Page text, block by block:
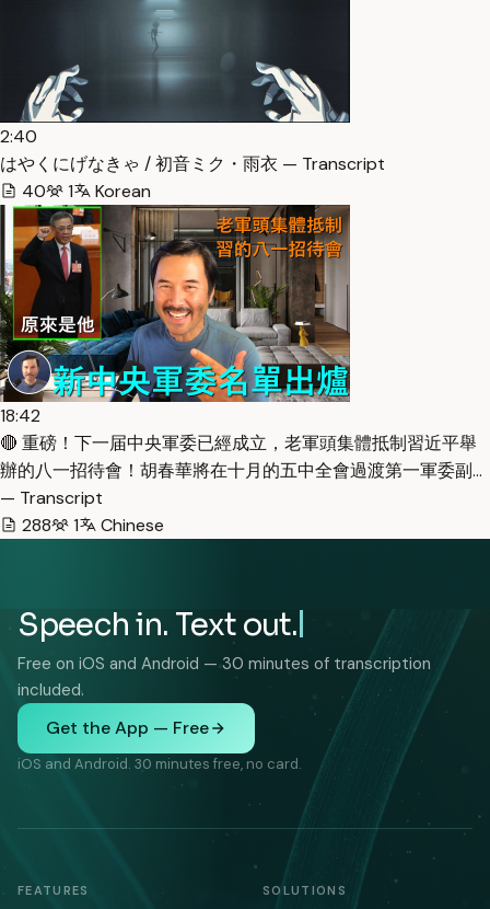
2:40
はやくにげなきゃ / 初音ミク・雨衣 — Transcript
40
1 Korean
18:42
🔴 重磅！下一届中央軍委已經成立，老軍頭集體抵制習近平舉
辦的八一招待會！胡春華將在十月的五中全會過渡第一軍委副…
— Transcript
288
1 Chinese
Speech in. Text out.
Free on iOS and Android — 30 minutes of transcription
included.
Get the App — Free
iOS and Android. 30 minutes free, no card.
FEATURES SOLUTIONS